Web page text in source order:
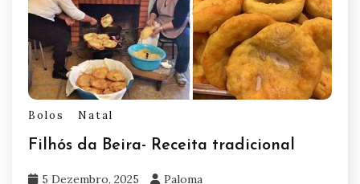
Bolos Natal
Filhós da Beira- Receita tradicional
5 Dezembro, 2025 Paloma